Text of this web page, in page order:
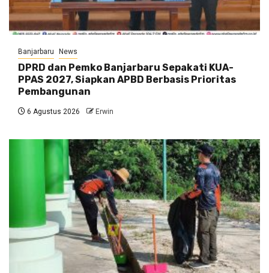
Banjarbaru News
DPRD dan Pemko Banjarbaru Sepakati KUA-
PPAS 2027, Siapkan APBD Berbasis Prioritas
Pembangunan
6 Agustus 2026 Erwin